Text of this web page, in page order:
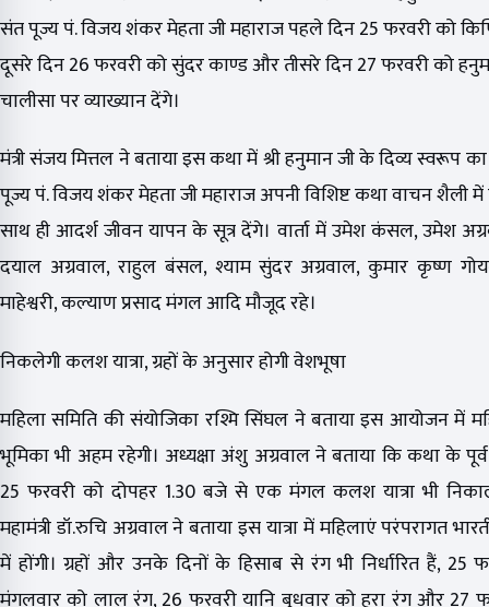
संत पूज्य पं. विजय शंकर मेहता जी महाराज पहले दिन 25 फरवरी को
दूसरे दिन 26 फरवरी को सुंदर काण्ड और तीसरे दिन 27 फरवरी को
चालीसा पर व्याख्यान देंगे।
मंत्री संजय मित्तल ने बताया इस कथा में श्री हनुमान जी के दिव्य स्वरूप
पूज्य पं. विजय शंकर मेहता जी महाराज अपनी विशिष्ट कथा वाचन शैली में
साथ ही आदर्श जीवन यापन के सूत्र देंगे। वार्ता में उमेश कंसल, उमेश
दयाल अग्रवाल, राहुल बंसल, श्याम सुंदर अग्रवाल, कुमार कृष्ण
माहेश्वरी, कल्याण प्रसाद मंगल आदि मौजूद रहे।
निकलेगी कलश यात्रा, ग्रहों के अनुसार होगी वेशभूषा
महिला समिति की संयोजिका रश्मि सिंघल ने बताया इस आयोजन में
भूमिका भी अहम रहेगी। अध्यक्षा अंशु अग्रवाल ने बताया कि कथा के
25 फरवरी को दोपहर 1.30 बजे से एक मंगल कलश यात्रा भी
महामंत्री डॉ.रुचि अग्रवाल ने बताया इस यात्रा में महिलाएं परंपरागत
में होंगी। ग्रहों और उनके दिनों के हिसाब से रंग भी निर्धारित हैं, 25